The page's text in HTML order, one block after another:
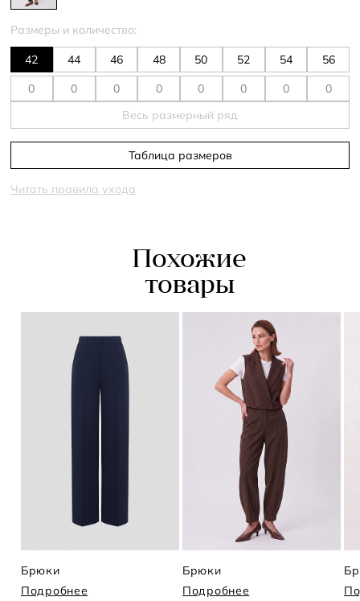
Размеры и количество:
42 44 46 48 50 52 54 56
Весь размерный ряд
Таблица размеров
Читать правила ухода
Похожие
товары
Брюки
Подробнее
Брюки
Подробнее